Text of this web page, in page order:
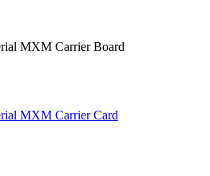
MXM Carrier Board
MXM Carrier Card